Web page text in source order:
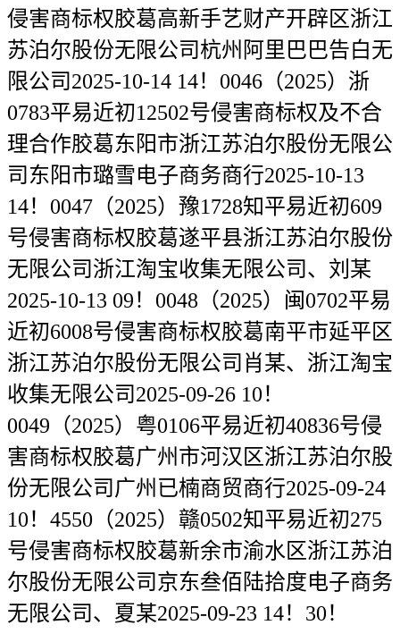
侵害商标权胶葛高新手艺财产开辟区浙江
苏泊尔股份无限公司杭州阿里巴巴告白无
限公司2025-10-14 14！0046（2025）浙
0783平易近初12502号侵害商标权及不合
理合作胶葛东阳市浙江苏泊尔股份无限公
司东阳市璐雪电子商务商行2025-10-13
14！0047（2025）豫1728知平易近初609
号侵害商标权胶葛遂平县浙江苏泊尔股份
无限公司浙江淘宝收集无限公司、刘某
2025-10-13 09！0048（2025）闽0702平易
近初6008号侵害商标权胶葛南平市延平区
浙江苏泊尔股份无限公司肖某、浙江淘宝
收集无限公司2025-09-26 10！
0049（2025）粤0106平易近初40836号侵
害商标权胶葛广州市河汉区浙江苏泊尔股
份无限公司广州已楠商贸商行2025-09-24
10！4550（2025）赣0502知平易近初275
号侵害商标权胶葛新余市渝水区浙江苏泊
尔股份无限公司京东叁佰陆拾度电子商务
无限公司、夏某2025-09-23 14！30！